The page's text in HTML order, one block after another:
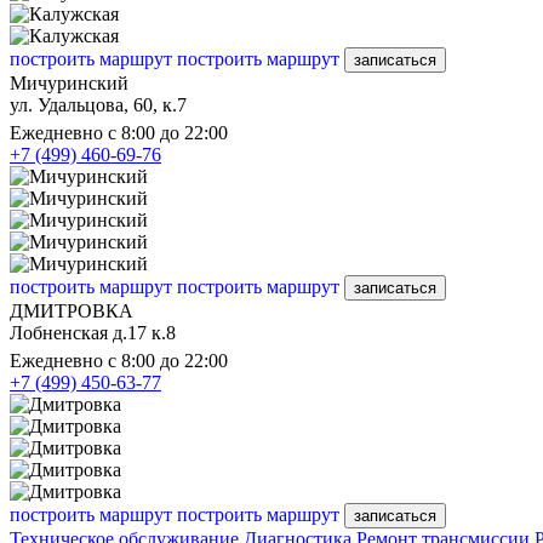
построить маршрут построить маршрут записаться
Мичуринский
ул. Удальцова, 60, к.7
Ежедневно с 8:00 до 22:00
+7 (499) 460-69-76
построить маршрут построить маршрут записаться
ДМИТРОВКА
Лобненская д.17 к.8
Ежедневно с 8:00 до 22:00
+7 (499) 450-63-77
построить маршрут построить маршрут записаться
Техническое обслуживание Диагностика Ремонт трансмиссии